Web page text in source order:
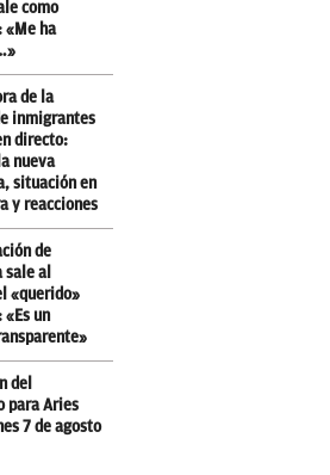
como
«Me ha
de la
inmigrantes
directo:
nueva
situación en
y reacciones
de
sale al
«querido»
«Es un
del
para Aries
7 de agosto